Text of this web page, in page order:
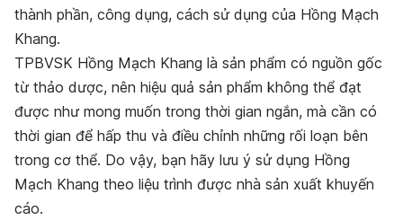
thành phần, công dụng, cách sử dụng của Hồng Mạch
Khang.
TPBVSK Hồng Mạch Khang là sản phẩm có nguồn gốc
từ thảo dược, nên hiệu quả sản phẩm không thể đạt
được như mong muốn trong thời gian ngắn, mà cần có
thời gian để hấp thu và điều chỉnh những rối loạn bên
trong cơ thể. Do vậy, bạn hãy lưu ý sử dụng Hồng
Mạch Khang theo liệu trình được nhà sản xuất khuyến
cáo.